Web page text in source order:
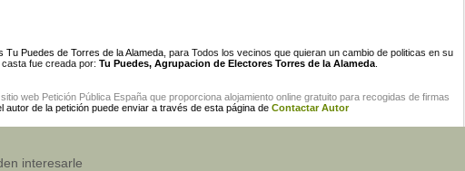
Puedes de Torres de la Alameda , para Todos los vecinos que quieran un cambio de politicas en su
fue creada por: Tu Puedes, Agrupacion de Electores Torres de la Alameda
web Petición Pública España que proporciona alojamiento online gratuito para recogidas de firmas
autor de la petición puede enviar a través de esta página de Contactar Autor
interesarle